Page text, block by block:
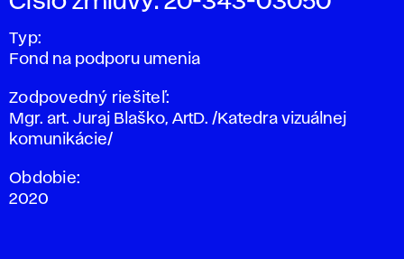
Typ:
Fond na podporu umenia
Zodpovedný riešiteľ:
Mgr. art. Juraj Blaško, ArtD. /Katedra vizuálnej
komunikácie/
Obdobie:
2020